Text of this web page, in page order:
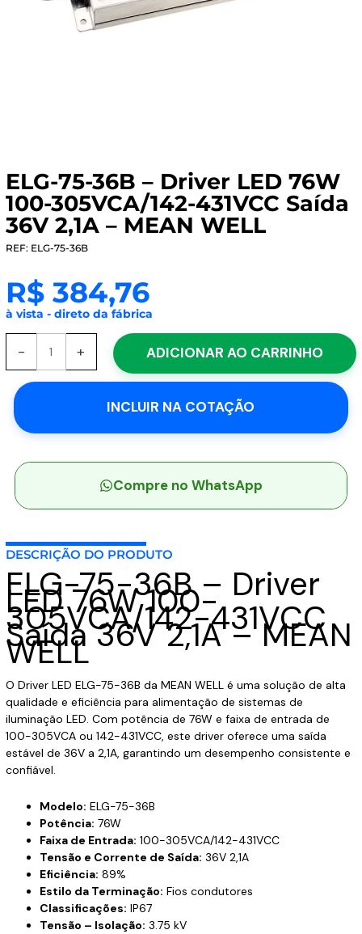
ELG-75-36B – Driver LED 76W
100-305VCA/142-431VCC Saída
36V 2,1A – MEAN WELL
REF: ELG-75-36B
R$384,76
à vista - direto da fábrica
-
Driver
LED
100-
431VCC
2,1A
-
MEAN
WELL
quantidade
+ ADICIONAR AO CARRINHO
INCLUIR NA COTAÇÃO
Compre no WhatsApp
DESCRIÇÃO DO PRODUTO
ELG-75-36B – Driver
LED 76W 100-
305VCA/142-431VCC
Saída 36V 2,1A – MEAN
WELL
O Driver LED ELG-75-36B da MEAN WELL é uma solução de alta
qualidade e eficiência para alimentação de sistemas de
iluminação LED. Com potência de 76W e faixa de entrada de
100-305VCA ou 142-431VCC, este driver oferece uma saída
estável de 36V a 2,1A, garantindo um desempenho consistente e
confiável.
Modelo: ELG-75-36B
Potência: 76W
Faixa de Entrada: 100-305VCA/142-431VCC
Tensão e Corrente de Saída: 36V 2,1A
Eficiência: 89%
Estilo da Terminação: Fios condutores
Classificações: IP67
Tensão – Isolação: 3.75 kV